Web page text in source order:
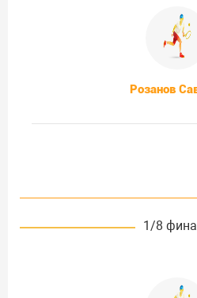
Розанов
1/8